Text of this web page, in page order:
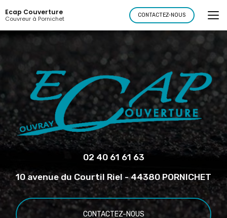
auEcap Couverture
Couvreur à Pornichet CONTACTEZ-NOUS
02 40 61 61 63
10 avenue du Courtil Riel - 44380 PORNICHET
CONTACTEZ-NOUS